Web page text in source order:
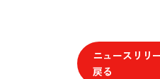
ニュースリリ
戻る